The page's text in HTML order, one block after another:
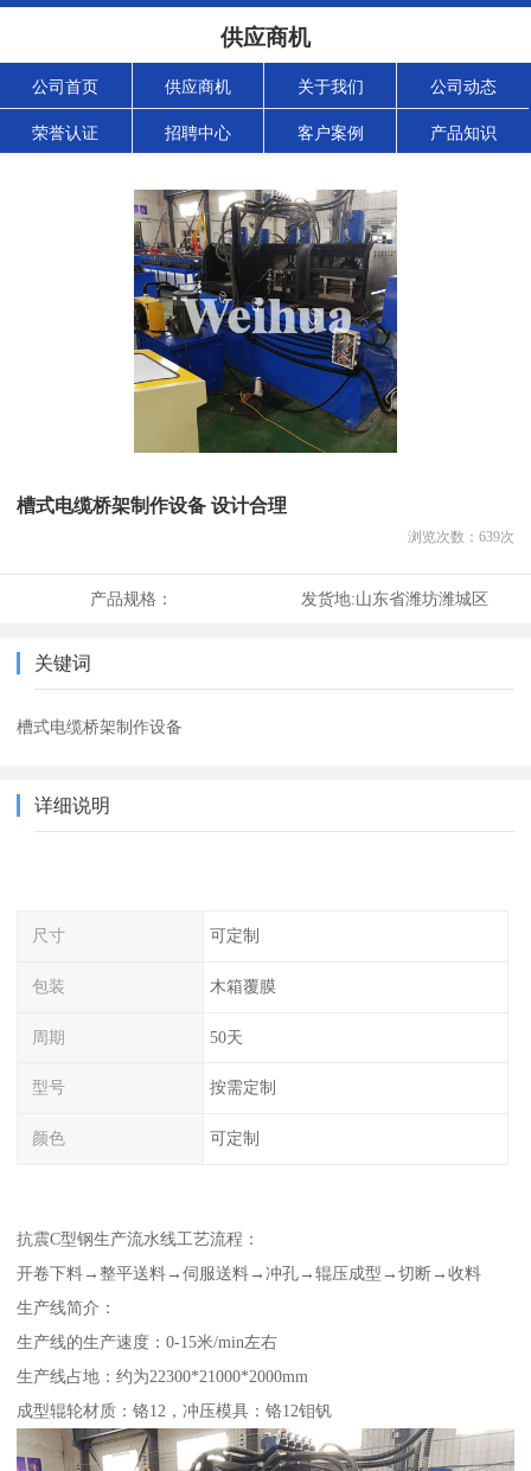
供应商机
公司首页 供应商机 关于我们 公司动态
荣誉认证 招聘中心 客户案例 产品知识
槽式电缆桥架制作设备 设计合理
浏览次数： 639次
产品规格： 发货地:山东省潍坊潍城区
关键词
槽式电缆桥架制作设备
详细说明
尺寸 可定制
包装 木箱覆膜
周期 50天
型号 按需定制
颜色 可定制
抗震C型钢生产流水线工艺流程：
开卷下料→整平送料→伺服送料→冲孔→辊压成型→切断→收料
生产线简介：
生产线的生产速度：0-15米/min左右
生产线占地：约为22300*21000*2000mm
成型辊轮材质：铬12，冲压模具：铬12钼钒